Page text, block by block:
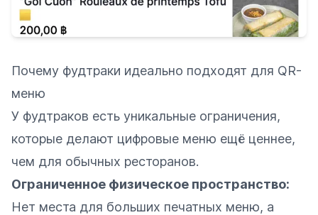
Почему фудтраки идеально подходят для QR-
меню
У фудтраков есть уникальные ограничения,
которые делают цифровые меню ещё ценнее,
чем для обычных ресторанов.
Ограниченное физическое пространство:
Нет места для больших печатных меню, а